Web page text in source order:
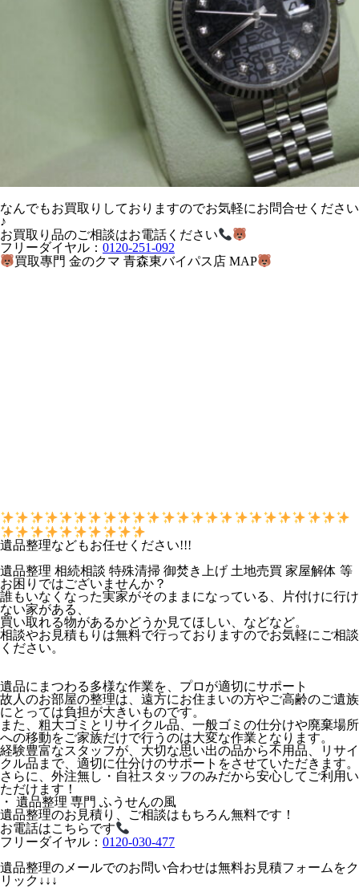
なんでもお買取りしておりますのでお気軽にお問合せください
♪
お買取り品のご相談はお電話ください
フリーダイヤル： 0120-251-092
買取專門 金のクマ 青森東バイパス店 MAP
遺品整理などもお任せください!!!
遺品整理 相続相談 特殊清掃 御焚き上げ 土地売買 家屋解体 等
お困りではございませんか？
誰もいなくなった実家がそのままになっている、片付けに行け
ない家がある、
買い取れる物があるかどうか見てほしい、などなど。
相談やお見積もりは無料で行っておりますのでお気軽にご相談
ください。
遺品にまつわる多様な作業を、プロが適切にサポート
故人のお部屋の整理は、遠方にお住まいの方やご高齢のご遺族
にとっては負担が大きいものです。
また、粗大ゴミとリサイクル品、一般ゴミの仕分けや廃棄場所
への移動をご家族だけで行うのは大変な作業となります。
経験豊富なスタッフが、大切な思い出の品から不用品、リサイ
クル品まで、適切に仕分けのサポートをさせていただきます。
さらに、外注無し・自社スタッフのみだから安心してご利用い
ただけます！
・ 遺品整理 専門 ふうせんの風
遺品整理のお見積り、ご相談はもちろん無料です！
お電話はこちらです
フリーダイヤル： 0120-030-477
遺品整理のメールでのお問い合わせは無料お見積フォームをク
リック↓↓↓